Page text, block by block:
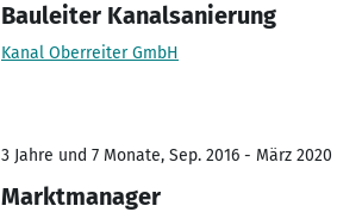
Bauleiter Kanalsanierung
Kanal Oberreiter GmbH
3 Jahre und 7 Monate, Sep. 2016 - März 2020
Marktmanager